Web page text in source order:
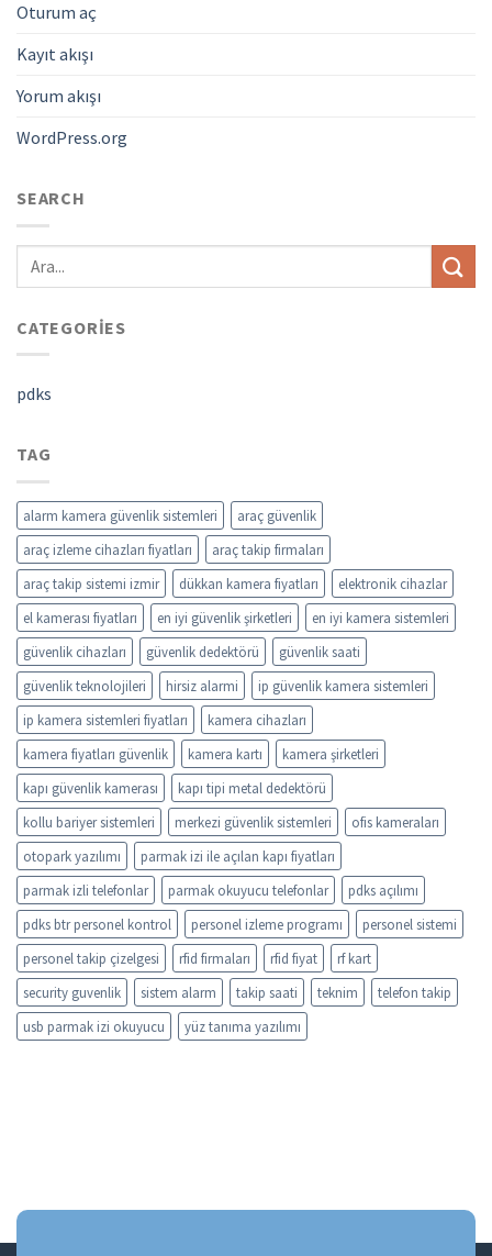
Oturum aç
Kayıt akışı
Yorum akışı
WordPress.org
SEARCH
CATEGORIES
pdks
TAG
alarm kamera güvenlik sistemleri
araç güvenlik
araç izleme cihazları fiyatları
araç takip firmaları
araç takip sistemi izmir
dükkan kamera fiyatları
elektronik cihazlar
el kamerası fiyatları
en iyi güvenlik şirketleri
en iyi kamera sistemleri
güvenlik cihazları
güvenlik dedektörü
güvenlik saati
güvenlik teknolojileri
hirsiz alarmi
ip güvenlik kamera sistemleri
ip kamera sistemleri fiyatları
kamera cihazları
kamera fiyatları güvenlik
kamera kartı
kamera şirketleri
kapı güvenlik kamerası
kapı tipi metal dedektörü
kollu bariyer sistemleri
merkezi güvenlik sistemleri
ofis kameraları
otopark yazılımı
parmak izi ile açılan kapı fiyatları
parmak izli telefonlar
parmak okuyucu telefonlar
pdks açılımı
pdks btr personel kontrol
personel izleme programı
personel sistemi
personel takip çizelgesi
rfid firmaları rfid fiyat
rf kart
security guvenlik
sistem alarm takip saati teknim
telefon takip
usb parmak izi okuyucu
yüz tanıma yazılımı